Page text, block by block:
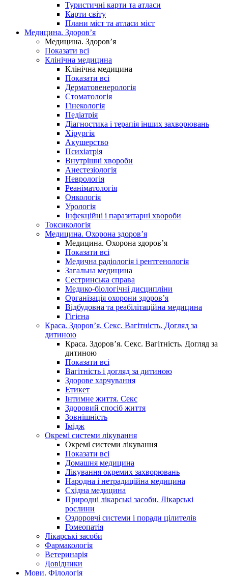
Туристичні карти та атласи
Карти світу
Плани міст та атласи міст
Медицина. Здоров’я
Медицина. Здоров’я
Показати всі
Клінічна медицина
Клінічна медицина
Показати всі
Дерматовенерологія
Стоматологія
Гінекологія
Педіатрія
Діагностика і терапія інших захворювань
Хірургія
Акушерство
Психіатрія
Внутрішні хвороби
Анестезіологія
Неврологія
Реаніматологія
Онкологія
Урологія
Інфекційні і паразитарні хвороби
Токсикологія
Медицина. Охорона здоров’я
Медицина. Охорона здоров’я
Показати всі
Медична радіологія і рентгенологія
Загальна медицина
Сестринська справа
Медико-біологічні дисципліни
Організація охорони здоров’я
Відбудовна та реабілітаційна медицина
Гігієна
Краса. Здоров’я. Секс. Вагітність. Догляд за
дитиною
Краса. Здоров’я. Секс. Вагітність. Догляд за
дитиною
Показати всі
Вагітність і догляд за дитиною
Здорове харчування
Етикет
Інтимне життя. Секс
Здоровий спосіб життя
Зовнішність
Імідж
Окремі системи лікування
Окремі системи лікування
Показати всі
Домашня медицина
Лікування окремих захворювань
Народна і нетрадиційна медицина
Східна медицина
Природні лікарські засоби. Лікарські
рослини
Оздоровчі системи і поради цілителів
Гомеопатія
Лікарські засоби
Фармакологія
Ветеринарія
Довідники
Мови. Філологія